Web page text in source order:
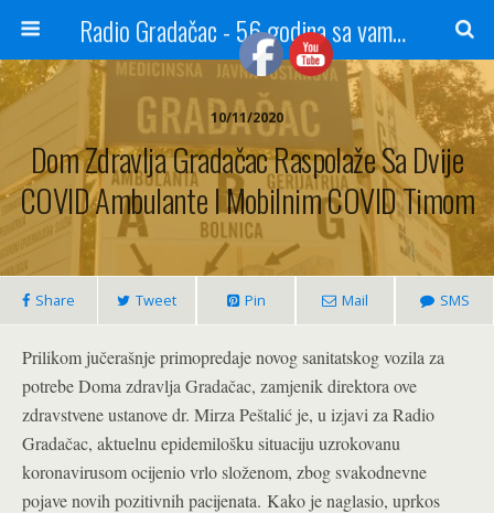
Radio Gradačac - 56 godina sa vama...
10/11/2020
Dom Zdravlja Gradačac Raspolaže Sa Dvije
COVID Ambulante I Mobilnim COVID Timom
Share Tweet Pin Mail SMS
Prilikom jučerašnje primopredaje novog sanitatskog vozila za
potrebe Doma zdravlja Gradačac, zamjenik direktora ove
zdravstvene ustanove dr. Mirza Peštalić je, u izjavi za Radio
Gradačac, aktuelnu epidemilošku situaciju uzrokovanu
koronavirusom ocijenio vrlo složenom, zbog svakodnevne
pojave novih pozitivnih pacijenata. Kako je naglasio, uprkos